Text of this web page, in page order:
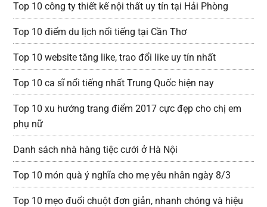
Top 10 công ty thiết kế nội thất uy tín tại Hải Phòng
Top 10 điểm du lịch nổi tiếng tại Cần Thơ
Top 10 website tăng like, trao đổi like uy tín nhất
Top 10 ca sĩ nổi tiếng nhất Trung Quốc hiện nay
Top 10 xu hướng trang điểm 2017 cực đẹp cho chị em
phụ nữ
Danh sách nhà hàng tiệc cưới ở Hà Nội
Top 10 món quà ý nghĩa cho mẹ yêu nhân ngày 8/3
Top 10 mẹo đuổi chuột đơn giản, nhanh chóng và hiệu